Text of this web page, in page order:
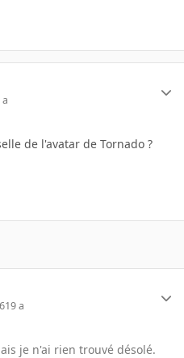
de l'avatar de Tornado ?
19 a
je n'ai rien trouvé désolé.